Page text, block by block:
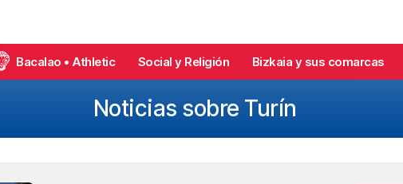
Bacalao • Athletic Social y Religión Bizkaia y sus comarcas
Noticias sobre Turín